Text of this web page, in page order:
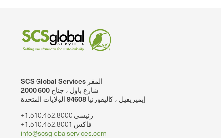
SCS Global Services المقر
2000 شارع باول ، جناح 600
إيميريفيل ، كاليفورنيا 94608 الولايات المتحدة
+1.510.452.8000 رئيسي
+1.510.452.8001 فاكس
info@scsglobalservices.com